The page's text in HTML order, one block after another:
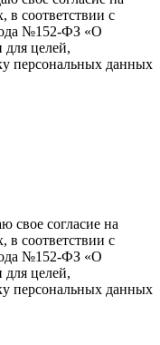
в соответствии с
№152-ФЗ «О
целей,
персональных данных
свое согласие на
в соответствии с
№152-ФЗ «О
целей,
персональных данных